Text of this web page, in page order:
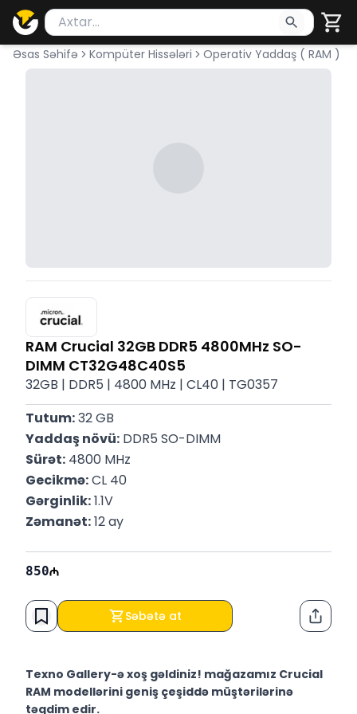
Məhsul axtar
Axtarış üçün ən azı 2 simvol yazın. Göndərmək
Əsas Səhifə Kompüter Hissələri Operativ Yaddaş ( RAM )
RAM Crucial 32GB DDR5 4800MHz SO-
DIMM CT32G48C40S5
32GB | DDR5 | 4800 MHz | CL40 | TG0357
Tutum: 32 GB
Yaddaş növü: DDR5 SO-DIMM
Sürət: 4800 MHz
Gecikmə: CL 40
Gərginlik: 1.1V
Zəmanət: 12 ay
850
Səbətə at
Texno Gallery-ə xoş gəldiniz! mağazamız Crucial
RAM modellərini geniş çeşiddə müştərilərinə
təqdim edir.